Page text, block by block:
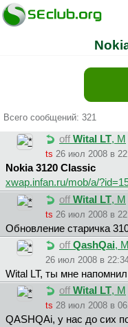
Всего сообщений: 321
off Wital LT, М
ts 26 июл 2008 в
Nokia 3120 Classic
xwap.infan.ru/mob/a/
off Wital LT, М
ts 26 июл 2008 в
Обновление старичка
off QashQai, М
26 июл 2008 в
Wital LT, ты мне
off Wital LT, М
ts 28 июл 2008 в
QASHQAi, у нас до сих